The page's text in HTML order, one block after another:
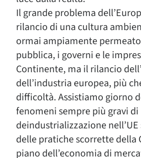
Il grande problema
rilancio di una cultura
ormai ampiamente
pubblica, i governi e le
Continente, ma il rilancio
dell’industria europea, più
difficoltà. Assistiamo giorno
fenomeni sempre più gravi di
deindustrializzazione
delle pratiche scorrette della
piano dell’economia di